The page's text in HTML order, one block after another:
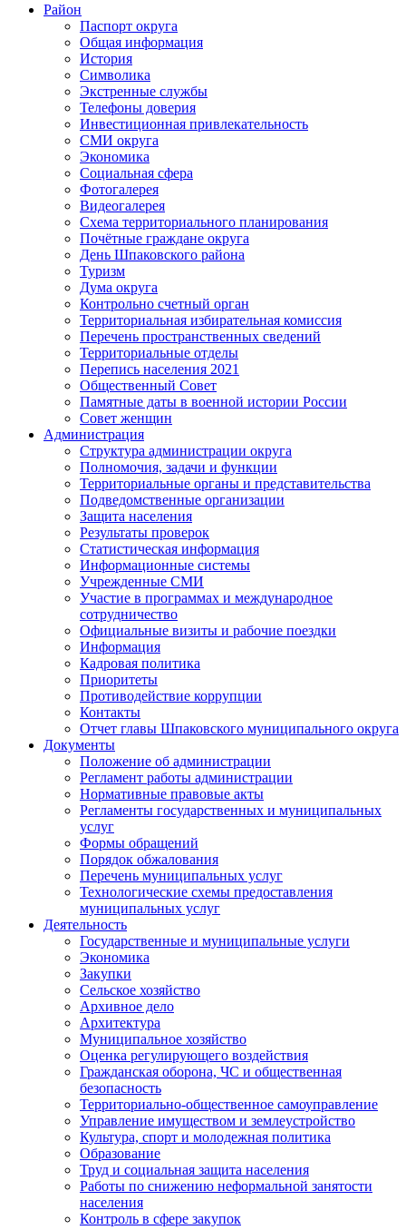
Район
Паспорт округа
Общая информация
История
Символика
Экстренные службы
Телефоны доверия
Инвестиционная привлекательность
СМИ округа
Экономика
Социальная сфера
Фотогалерея
Видеогалерея
Схема территориального планирования
Почётные граждане округа
День Шпаковского района
Туризм
Дума округа
Контрольно счетный орган
Территориальная избирательная комиссия
Перечень пространственных сведений
Территориальные отделы
Перепись населения 2021
Общественный Совет
Памятные даты в военной истории России
Совет женщин
Администрация
Структура администрации округа
Полномочия, задачи и функции
Территориальные органы и представительства
Подведомственные организации
Защита населения
Результаты проверок
Статистическая информация
Информационные системы
Учрежденные СМИ
Участие в программах и международное
сотрудничество
Официальные визиты и рабочие поездки
Информация
Кадровая политика
Приоритеты
Противодействие коррупции
Контакты
Отчет главы Шпаковского муниципального округа
Документы
Положение об администрации
Регламент работы администрации
Нормативные правовые акты
Регламенты государственных и муниципальных
услуг
Формы обращений
Порядок обжалования
Перечень муниципальных услуг
Технологические схемы предоставления
муниципальных услуг
Деятельность
Государственные и муниципальные услуги
Экономика
Закупки
Сельское хозяйство
Архивное дело
Архитектура
Муниципальное хозяйство
Оценка регулирующего воздействия
Гражданская оборона, ЧС и общественная
безопасность
Территориально-общественное самоуправление
Управление имуществом и землеустройство
Культура, спорт и молодежная политика
Образование
Труд и социальная защита населения
Работы по снижению неформальной занятости
населения
Контроль в сфере закупок